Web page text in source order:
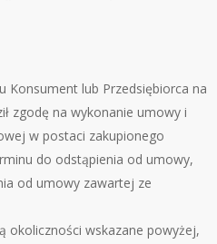
Konsument lub Przedsiębiorca na
zgodę na wykonanie umowy i
w postaci zakupionego
do odstąpienia od umowy,
od umowy zawartej ze
okoliczności wskazane powyżej,